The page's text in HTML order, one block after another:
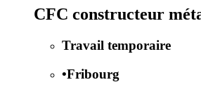
CFC constructeur
Travail temporaire
•Fribourg